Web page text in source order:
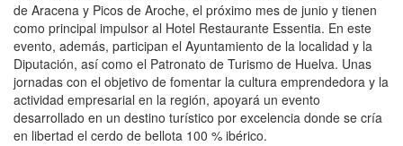
de Aracena y Picos de Aroche, el próximo mes de junio y tienen
como principal impulsor al Hotel Restaurante Essentia. En este
evento, además, participan el Ayuntamiento de la localidad y la
Diputación, así como el Patronato de Turismo de Huelva. Unas
jornadas con el objetivo de fomentar la cultura emprendedora y la
actividad empresarial en la región, apoyará un evento
desarrollado en un destino turístico por excelencia donde se cría
en libertad el cerdo de bellota 100 % ibérico.